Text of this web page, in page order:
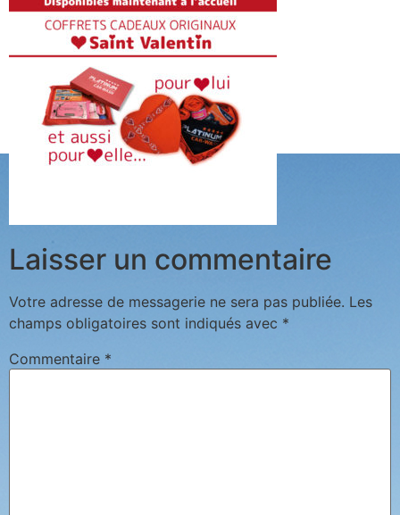
Laisser un commentaire
Votre adresse de messagerie ne sera pas publiée. Les
champs obligatoires sont indiqués avec *
Commentaire *